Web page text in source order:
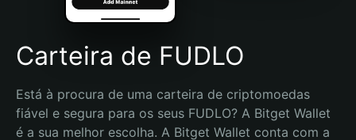
Español (Argentina)
Carteira de FUDLO
Está à procura de uma carteira de criptomoedas
fiável e segura para os seus FUDLO? A Bitget Wallet
é a sua melhor escolha. A Bitget Wallet conta com a